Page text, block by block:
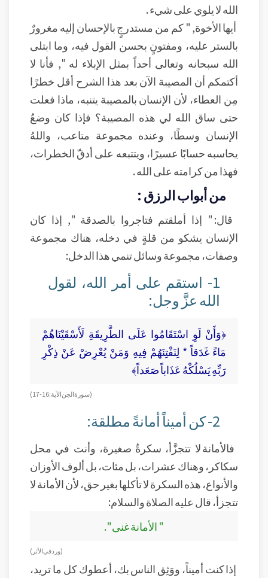
الله لا يلوي على شيء .
أيها الأخوة, " كم من مستدرجٍ بالإحسان إليه مغرورٌ
بالستر عليه، ومفتونٍ بحسن القول فيه، وما ابتلى
الله سبحانه وتعالى أحداً بمثل الإبلاء له ", فأنا لا
أكتمكم أن المصيبة الآن بعد هذا الشرح أقل خطرًا
مِن العطاء، لأن الإنسان بالمصيبة يتنبه، ماذا فعلت
حتى ساق الله لي هذه المصيبة؟ فإذا كان وضعُ
الإنسان وسطًا، وعنده مجموعة متاعب، واللهُ
يحاسبه حسابًا عسيرًا، ويتتبعه على أدقّ الخطرات،
فهذا من كرامته على الله .
من أبواب الرزق :
قال: " إذا أملقتم فتاجروا بالصدقة ", إذا كان
الإنسان يشكو من قلةٍ في دخله، هناك مجموعة
وصفات، مجموعة وسائل تنمي هذا الدخل:
1- استقم على أمر الله، لقول
الله عزَّ وجل:
﴿وَأَنْ لَوِ اسْتَقَامُوا عَلَى الطَّرِيقَةِ لَأَسْقَيْنَاهُمْ
مَاءً غَدَقاً * لِنَفْتِنَهُمْ فِيهِ وَمَنْ يُعْرِضْ عَنْ ذِكْرِ
رَبِّهِ يَسْلُكْهُ عَذَاباً صَعَداً﴾
( سورة الجن الآية : 16-17)
2- كن أميناً أمانةً مطلقة:
فالأمانة لا تتجزَّأ، سكرةٌ صغيرة، وأنت في محل
سكاكر، وهناك عشرات، بل مئات، بل ألوف الأوزان
والأنواع، هذه السكرة لا تأكلها بغير حق، لأن الأمانة لا
تتجزأ، قال عليه الصلاة والسلام:
" الأمانة غنى ".
( ورد في الأثر)
إذا كنت أميناً، ووَثِق الناس بك، أعطوك كل ما تريد،